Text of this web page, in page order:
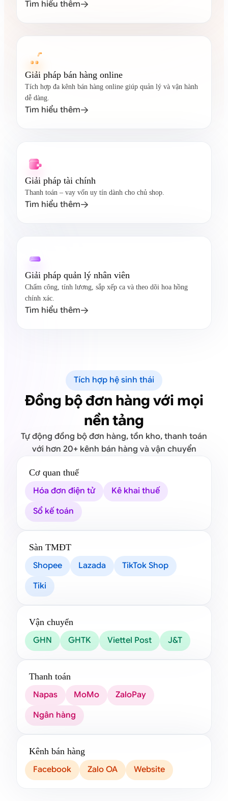
Tìm hiểu thêm
Giải pháp bán hàng online
Tích hợp đa kênh bán hàng online giúp quản lý và vận hành
dễ dàng.
Tìm hiểu thêm
Giải pháp tài chính
Thanh toán – vay vốn uy tín dành cho chủ shop.
Tìm hiểu thêm
Giải pháp quản lý nhân viên
Chấm công, tính lương, sắp xếp ca và theo dõi hoa hồng
chính xác.
Tìm hiểu thêm
Tích hợp hệ sinh thái
Đồng bộ đơn hàng với mọi
nền tảng
Tự động đồng bộ đơn hàng, tồn kho, thanh toán
với hơn 20+ kênh bán hàng và vận chuyển
Cơ quan thuế
Hóa đơn điện tử
Kê khai thuế
Sổ kế toán
Sàn TMĐT
Shopee
Lazada
TikTok Shop
Tiki
Vận chuyển
GHN
GHTK Viettel Post J&T
Thanh toán
Napas
MoMo
ZaloPay
Ngân hàng
Kênh bán hàng
Facebook
Zalo OA Website